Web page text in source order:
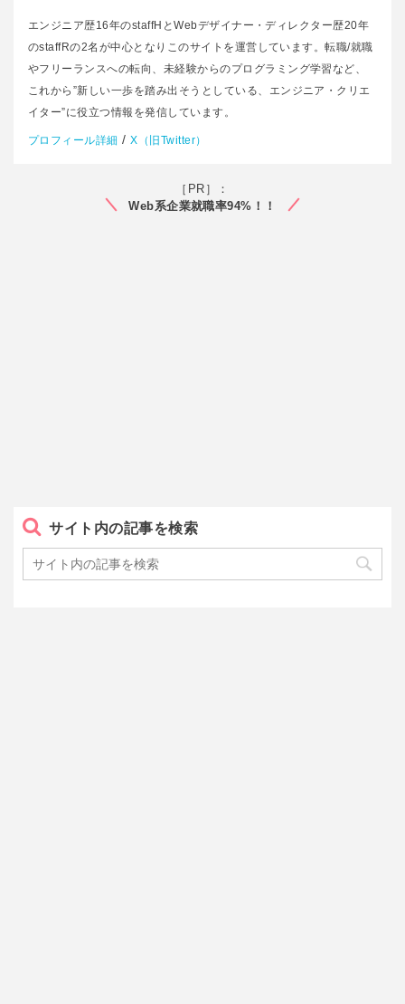
エンジニア歴16年のstaffHとWebデザイナー・ディレクター歴20年
のstaffRの2名が中心となりこのサイトを運営しています。転職/就職
やフリーランスへの転向、未経験からのプログラミング学習など、
これから”新しい一歩を踏み出そうとしている、エンジニア・クリエ
イター”に役立つ情報を発信しています。
プロフィール詳細 /X（旧Twitter）
［PR］：
Web系企業就職率94%！！
サイト内の記事を検索